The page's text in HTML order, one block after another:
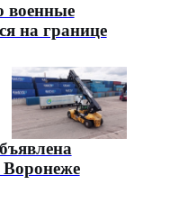
военные
на границе